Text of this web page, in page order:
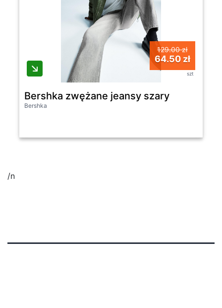
129.00 zł
64.50 zł
szt
Bershka zwężane jeansy szary
Bershka
/n